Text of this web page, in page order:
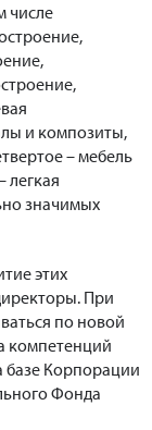
числе
и композиты,
– мебель
легкая
значимых
этих
При
по новой
компетенций
базе Корпорации
Фонда